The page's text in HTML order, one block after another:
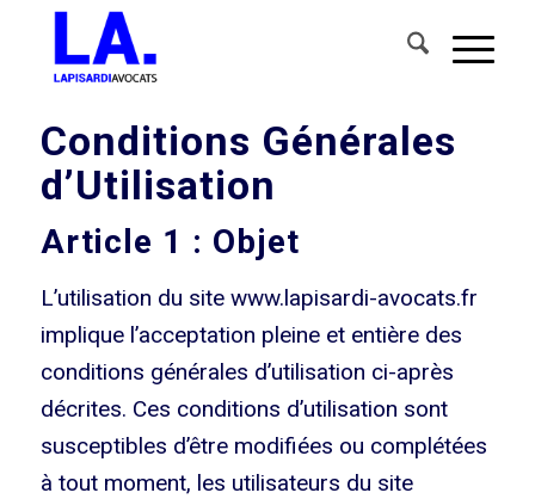
Conditions Générales
d’Utilisation
Article 1 : Objet
L’utilisation du site www.lapisardi-avocats.fr
implique l’acceptation pleine et entière des
conditions générales d’utilisation ci-après
décrites. Ces conditions d’utilisation sont
susceptibles d’être modifiées ou complétées
à tout moment, les utilisateurs du site